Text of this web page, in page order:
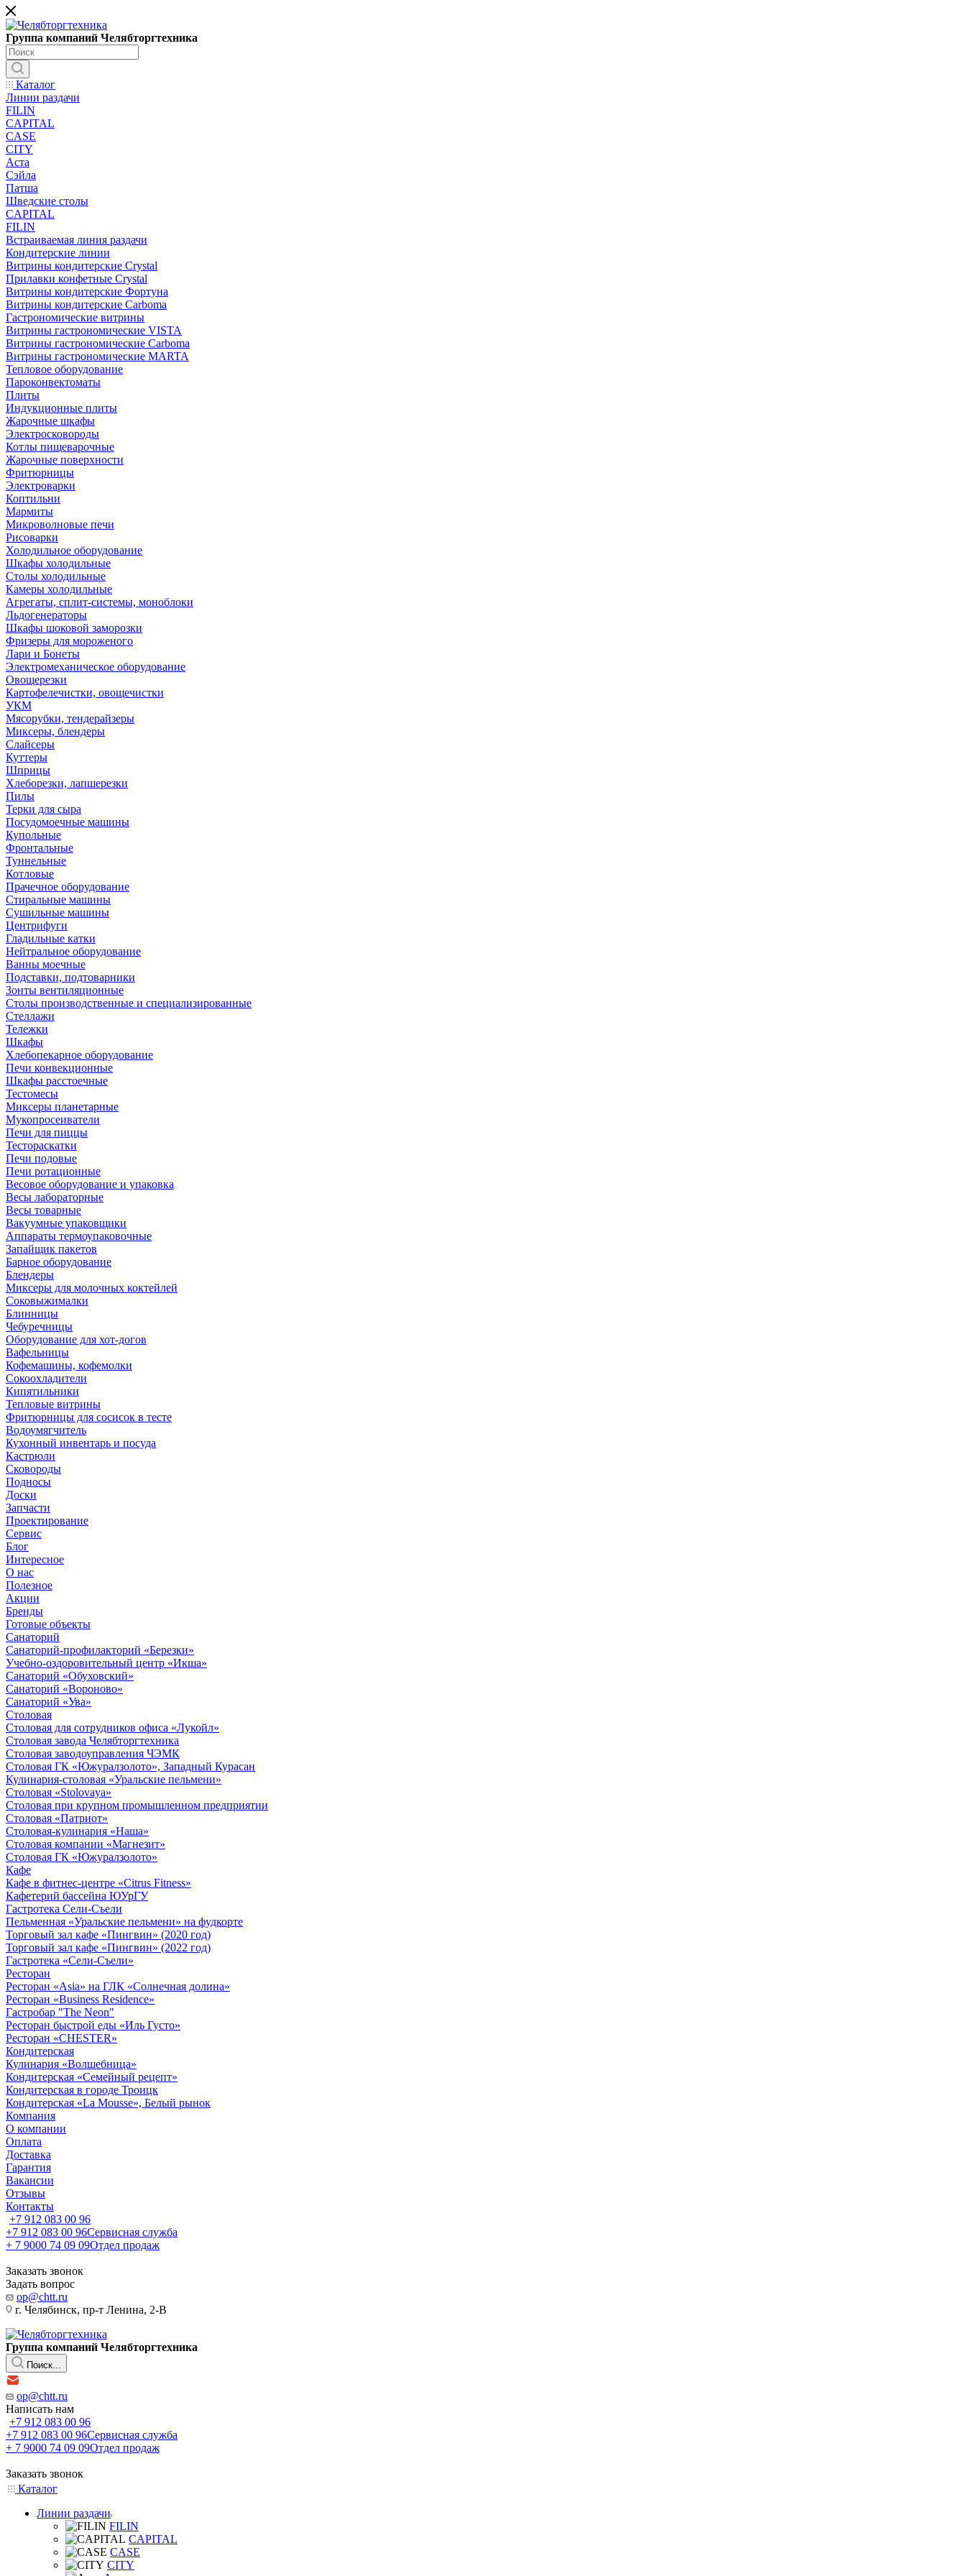
Группа компаний Челябторгтехника
Каталог
Линии раздачи
FILIN
CAPITAL
CASE
CITY
Аста
Сэйла
Патша
Шведские столы
CAPITAL
FILIN
Встраиваемая линия раздачи
Кондитерские линии
Витрины кондитерские Crystal
Прилавки конфетные Crystal
Витрины кондитерские Фортуна
Витрины кондитерские Carboma
Гастрономические витрины
Витрины гастрономические VISTA
Витрины гастрономические Carboma
Витрины гастрономические MARTA
Тепловое оборудование
Пароконвектоматы
Плиты
Индукционные плиты
Жарочные шкафы
Электросковороды
Котлы пищеварочные
Жарочные поверхности
Фритюрницы
Электроварки
Коптильни
Мармиты
Микроволновые печи
Рисоварки
Холодильное оборудование
Шкафы холодильные
Столы холодильные
Камеры холодильные
Агрегаты, сплит-системы, моноблоки
Льдогенераторы
Шкафы шоковой заморозки
Фризеры для мороженого
Лари и Бонеты
Электромеханическое оборудование
Овощерезки
Картофелечистки, овощечистки
УКМ
Мясорубки, тендерайзеры
Миксеры, блендеры
Слайсеры
Куттеры
Шприцы
Хлеборезки, лапшерезки
Пилы
Терки для сыра
Посудомоечные машины
Купольные
Фронтальные
Туннельные
Котловые
Прачечное оборудование
Стиральные машины
Сушильные машины
Центрифуги
Гладильные катки
Нейтральное оборудование
Ванны моечные
Подставки, подтоварники
Зонты вентиляционные
Столы производственные и специализированные
Стеллажи
Тележки
Шкафы
Хлебопекарное оборудование
Печи конвекционные
Шкафы расстоечные
Тестомесы
Миксеры планетарные
Мукопросеиватели
Печи для пиццы
Тестораскатки
Печи подовые
Печи ротационные
Весовое оборудование и упаковка
Весы лабораторные
Весы товарные
Вакуумные упаковщики
Аппараты термоупаковочные
Запайщик пакетов
Барное оборудование
Блендеры
Миксеры для молочных коктейлей
Соковыжималки
Блинницы
Чебуречницы
Оборудование для хот-догов
Вафельницы
Кофемашины, кофемолки
Сокоохладители
Кипятильники
Тепловые витрины
Фритюрницы для сосисок в тесте
Водоумягчитель
Кухонный инвентарь и посуда
Кастрюли
Сковороды
Подносы
Доски
Запчасти
Проектирование
Сервис
Блог
Интересное
О нас
Полезное
Акции
Бренды
Готовые объекты
Санаторий
Санаторий-профилакторий «Березки»
Учебно-оздоровительный центр «Икша»
Санаторий «Обуховский»
Санаторий «Вороново»
Санаторий «Ува»
Столовая
Столовая для сотрудников офиса «Лукойл»
Столовая завода Челябторгтехника
Столовая заводоуправления ЧЭМК
Столовая ГК «Южуралзолото», Западный Курасан
Кулинария-столовая «Уральские пельмени»
Столовая «Stolovaya»
Столовая при крупном промышленном предприятии
Столовая «Патриот»
Столовая-кулинария «Наша»
Столовая компании «Магнезит»
Столовая ГК «Южуралзолото»
Кафе
Кафе в фитнес-центре «Citrus Fitness»
Кафетерий бассейна ЮУрГУ
Гастротека Сели-Съели
Пельменная «Уральские пельмени» на фудкорте
Торговый зал кафе «Пингвин» (2020 год)
Торговый зал кафе «Пингвин» (2022 год)
Гастротека «Сели-Съели»
Ресторан
Ресторан «Asia» на ГЛК «Солнечная долина»
Ресторан «Business Residence»
Гастробар "The Neon"
Ресторан быстрой еды «Иль Густо»
Ресторан «CHESTER»
Кондитерская
Кулинария «Волшебница»
Кондитерская «Семейный рецепт»
Кондитерская в городе Троицк
Кондитерская «La Mousse», Белый рынок
Компания
О компании
Оплата
Доставка
Гарантия
Вакансии
Отзывы
Контакты
+7 912 083 00 96
+7 912 083 00 96Сервисная служба
+ 7 9000 74 09 09Отдел продаж
Заказать звонок
Задать вопрос
op@chtt.ru
г. Челябинск, пр-т Ленина, 2-В
Группа компаний Челябторгтехника
Поиск...
op@chtt.ru
Написать нам
+7 912 083 00 96
+7 912 083 00 96Сервисная служба
+ 7 9000 74 09 09Отдел продаж
Заказать звонок
Каталог
Линии раздачи
FILIN
CAPITAL
CASE
CITY